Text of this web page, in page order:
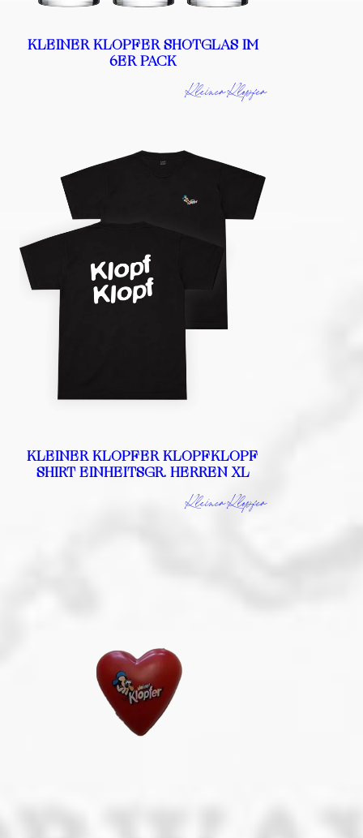
KLEINER KLOPFER SHOTGLAS IM
6ER PACK
Kleiner Klopfer
KLEINER KLOPFER KLOPFKLOPF
SHIRT EINHEITSGR. HERREN XL
Kleiner Klopfer